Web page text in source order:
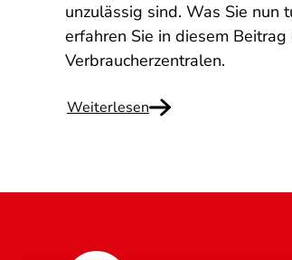
unzulässig sind. Was Sie nun
erfahren Sie in diesem Beitrag
Verbraucherzentralen.
Weiterlesen